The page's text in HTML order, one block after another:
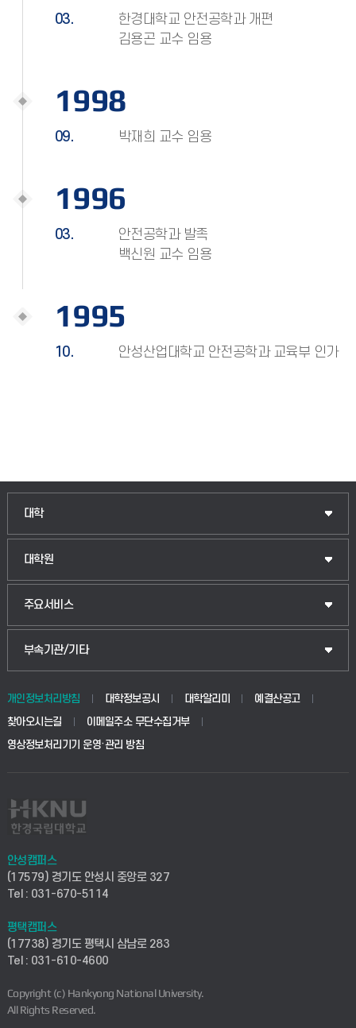
03.
한경대학교 안전공학과 개편
김용곤 교수 임용
1998
09. 박재희 교수 임용
1996
03.
안전공학과 발족
백신원 교수 임용
1995
10. 안성산업대학교 안전공학과 교육부 인가
대학
인문융합공공인재학부
법경영학부
생명공학부
사회안전시스템공학부
컴퓨터응용수학부
ICT로봇기계공학부
전자전기공학부
디자인건축융합학부
대학원
일반대학원
산업대학원
공공정책대학원
교육대학원
주요서비스
입학안내
웹메일
학사시스템(전문학사 및 전공심화)
사이버캠퍼스(전문학사 및 전공심화)
시설바로처리서비스
연구실안전관리시스템
산학연구관리시스템
찾아오시는길(평택)
부속기관/기타
중앙도서관
학생생활관(안성)
산학협력단
취업지원센터
창업지원센터
현장실습지원센터
개인정보처리방침 대학정보공시 대학알리미
예결산공고
찾아오시는길
이메일주소 무단수집거부
영상정보처리기기 운영·관리 방침
안성캠퍼스
(17579) 경기도 안성시 중앙로 327
Tel : 031-670-5114
평택캠퍼스
(17738) 경기도 평택시 삼남로 283
Tel : 031-610-4600
Copyright (c) Hankyong National University.
All Rights Reserved.